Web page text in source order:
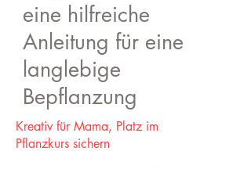
eine hilfreiche
Anleitung für eine
langlebige
Bepflanzung
Kreativ für Mama, Platz im
Pflanzkurs sichern